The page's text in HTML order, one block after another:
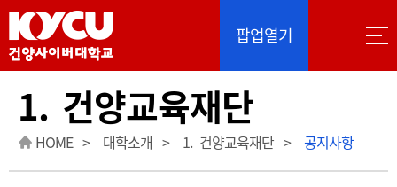
이 사이트는 Google 자동 번역을 제공합니다. 번역
팝업열기
1. 건양교육재단
HOME 대학소개 1. 건양교육재단 공지사항